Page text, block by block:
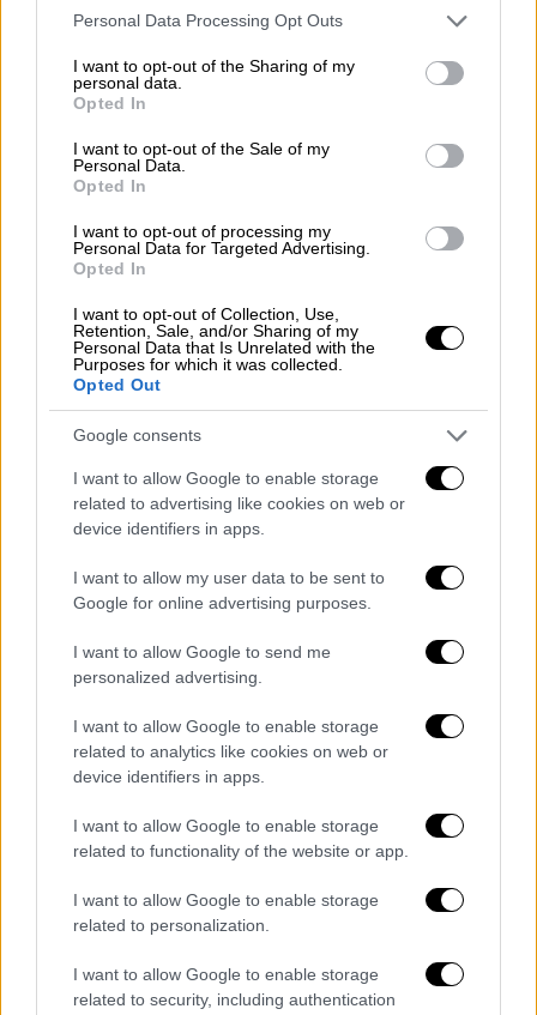
Please note that this website/app uses one or more Google
not limited to your visit or usage behaviour. You may click to
grant or deny consent to Google and its third-party tags to
use your data for below specified purposes in below Google
consent section.
Personal Data Processing Opt Outs
I want to opt-out of the Sharing of my
personal data.
Opted In
I want to opt-out of the Sale of my
Personal Data.
Opted In
I want to opt-out of processing my
Personal Data for Targeted Advertising.
Opted In
I want to opt-out of Collection, Use,
Retention, Sale, and/or Sharing of my
Personal Data that Is Unrelated with the
Purposes for which it was collected.
Opted Out
Google consents
I want to allow Google to enable storage
related to advertising like cookies on web or
device identifiers in apps.
I want to allow my user data to be sent to
Google for online advertising purposes.
I want to allow Google to send me
personalized advertising.
I want to allow Google to enable storage
related to analytics like cookies on web or
device identifiers in apps.
I want to allow Google to enable storage
related to functionality of the website or app.
I want to allow Google to enable storage
related to personalization.
I want to allow Google to enable storage
related to security, including authentication
Φωτιά στην Ιεράπετρα - Δορυφόρος
Καμένες ιδιοκτησίες και εκτάσεις
Σύμφωνα με τον αντιπεριφερειάρχη
Λασιθίου, Γιάννη Ανδρουλάκη, εκτός από
δασικέςκαικαλλιεργήσιμες εκτάσεις
. «Ήταν
μια πολύ δύσκολη νύχτα και η κατάσταση
χαρακτηριστικά.
ΔΙΑΒΑΣΤΕ ΕΠΙΣΗΣ
Ελλάδα|03.07.2025 06:44
Αμοργού τα ξημερώματα
Ελλάδα|03.07.2025 07:38
Υπό έλεγχο η φωτιά στη Χαλκιδική -
Έρευνες για το ενδεχόμενο
εμπρησμού